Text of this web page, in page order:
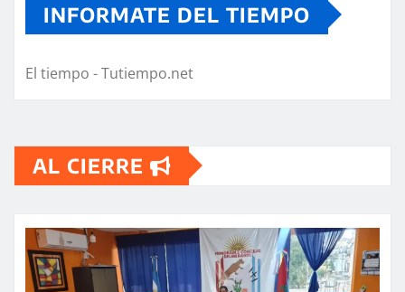
INFORMATE DEL TIEMPO
El tiempo - Tutiempo.net
AL CIERRE